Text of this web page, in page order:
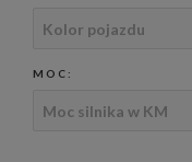
MOC: